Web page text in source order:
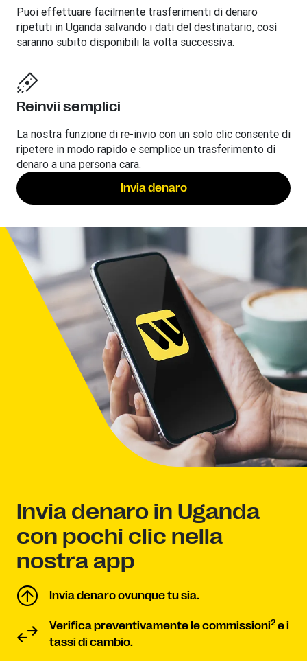
Puoi effettuare facilmente trasferimenti di denaro
ripetuti in Uganda salvando i dati del destinatario, così
saranno subito disponibili la volta successiva.
Reinvii semplici
La nostra funzione di re-invio con un solo clic consente di
ripetere in modo rapido e semplice un trasferimento di
denaro a una persona cara.
Invia denaro
Invia denaro in Uganda
con pochi clic nella
nostra app
Invia denaro ovunque tu sia.
Verifica preventivamente le commissioni2 e i
tassi di cambio.